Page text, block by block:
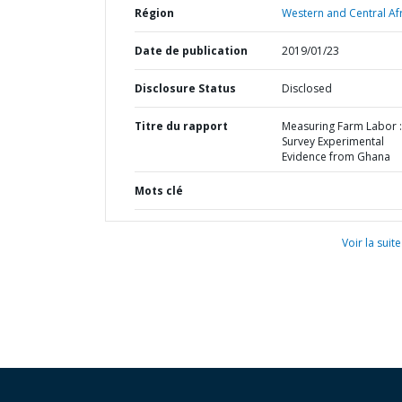
Région Western and Central
Date de publication 2019/01/23
Disclosure Status Disclosed
Titre du rapport
Measuring Farm Labor :
Survey Experimental
Evidence from Ghana
Mots clé
Voir la suite